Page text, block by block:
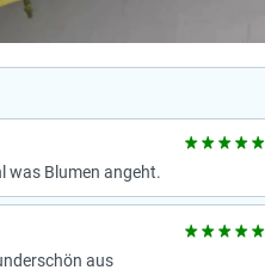
was Blumen angeht.
aus